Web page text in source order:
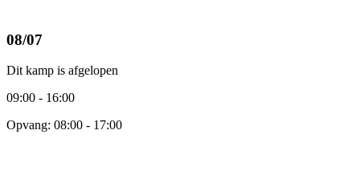
08/07
Dit kamp is afgelopen
09:00 - 16:00
Opvang: 08:00 - 17:00